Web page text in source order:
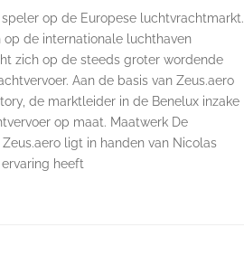
op de Europese luchtvrachtmarkt.
de internationale luchthaven
zich op de steeds groter wordende
Aan de basis van Zeus.aero
de marktleider in de Benelux inzake
op maat. Maatwerk De
ligt in handen van Nicolas
heeft